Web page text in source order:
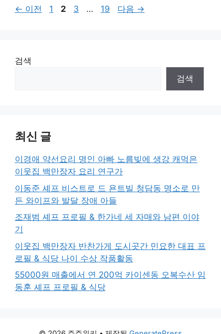
← 이전
페
1
페
2
페
3 …
페
19 다음 →
검색
검색
최신 글
이경애 약선요리 명인 아빠 노름빚에 생강 캐먹은
이웃집 백만장자 요리 연구가
이동준 셰프 비스트로 드 욘트빌 청담동 명소로 만
든 와이프와 발달 장애 아들
조재범 셰프 프로필 & 한가네 세 자매와 남편 이야
기
이웃집 백만장자 반찬가게 도시곳간 민요한 대표 프
로필 & 식당 나이 수상 작품활동
55000원 매출에서 연 200억 카이센동 오복수산 임
동훈 셰프 프로필 & 식당